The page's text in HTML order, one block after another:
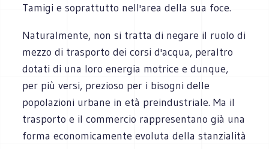
Tamigi e soprattutto nell'area della sua foce.
Naturalmente, non si tratta di negare il ruolo di
mezzo di trasporto dei corsi d'acqua, peraltro
dotati di una loro energia motrice e dunque,
per più versi, prezioso per i bisogni delle
popolazioni urbane in età preindustriale. Ma il
trasporto e il commercio rappresentano già una
forma economicamente evoluta della stanzialità